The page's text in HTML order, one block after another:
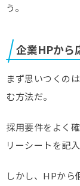
う。
企業HPから
まず思いつくの
む方法だ。
採用要件をよく
リーシートを記入
しかし、HPから